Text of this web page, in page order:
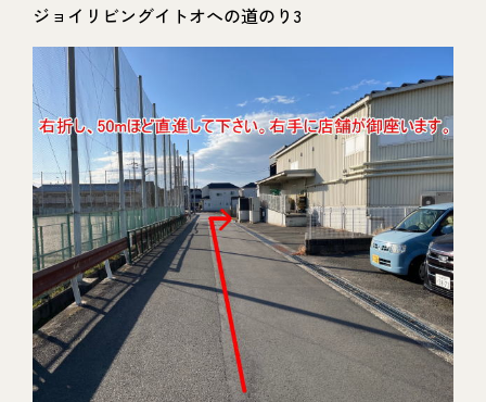
ジョイリビングイトオへの道のり3